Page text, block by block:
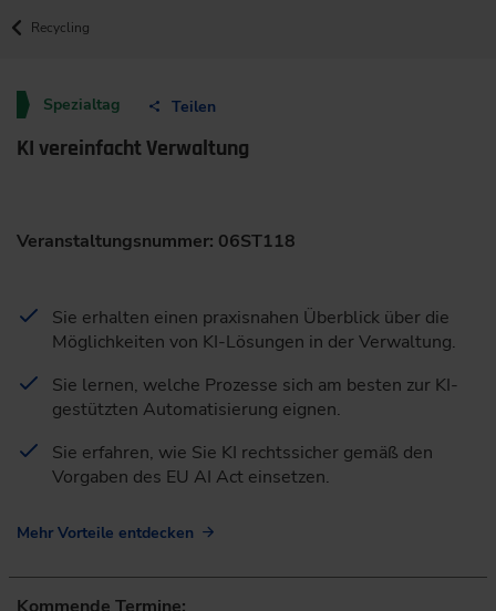
Recycling
Spezialtag Teilen
KI vereinfacht Verwaltung
Veranstaltungsnummer: 06ST118
Sie erhalten einen praxisnahen Überblick über die
Möglichkeiten von KI-Lösungen in der Verwaltung.
Sie lernen, welche Prozesse sich am besten zur KI-
gestützten Automatisierung eignen.
Sie erfahren, wie Sie KI rechtssicher gemäß den
Vorgaben des EU AI Act einsetzen.
Mehr Vorteile entdecken
Kommende Termine: